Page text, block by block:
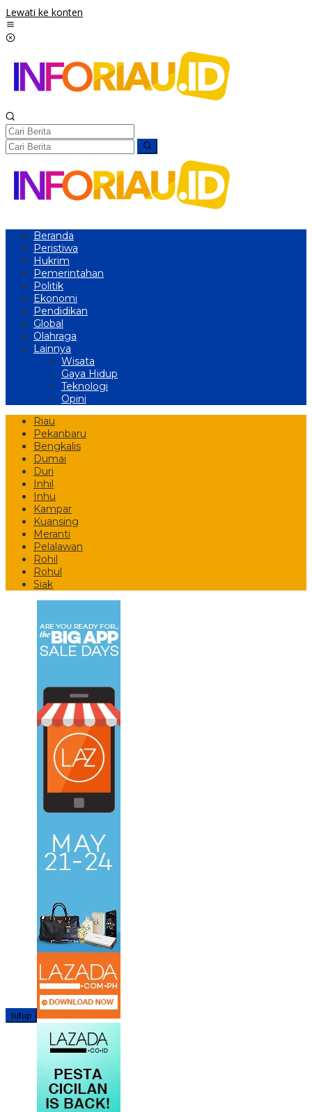
Lewati ke konten
Beranda
Peristiwa
Hukrim
Pemerintahan
Politik
Ekonomi
Pendidikan
Global
Olahraga
Lainnya
Wisata
Gaya Hidup
Teknologi
Opini
Riau
Pekanbaru
Bengkalis
Dumai
Duri
Inhil
Inhu
Kampar
Kuansing
Meranti
Pelalawan
Rohil
Rohul
Siak
tutup